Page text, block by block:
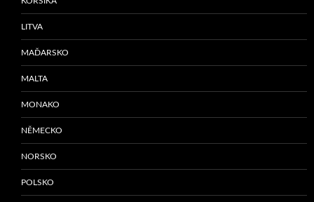
LITVA
MAĎARSKO
MALTA
MONAKO
NĚMECKO
NORSKO
POLSKO